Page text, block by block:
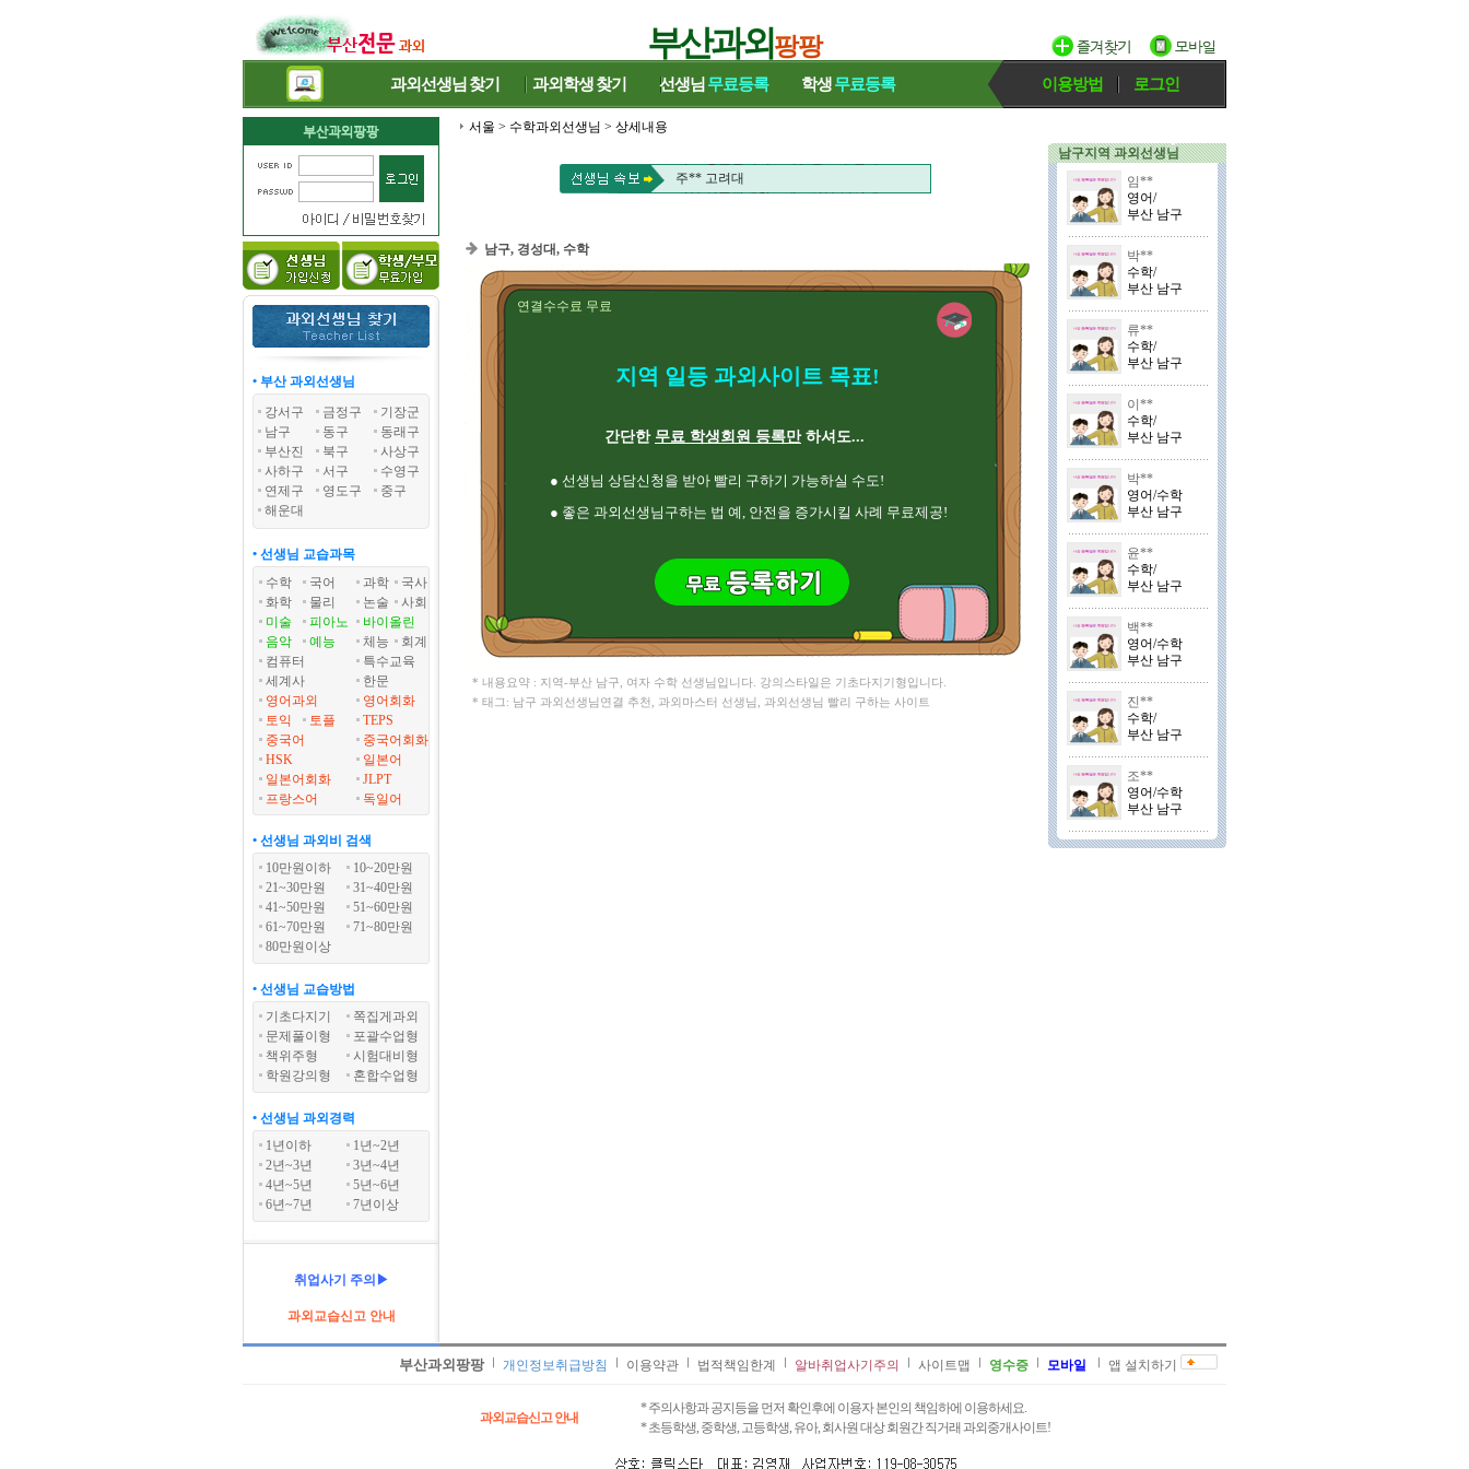
부산과외팡팡
과외선생님 찾기 과외학생찾기 선생님 무료등록 학생무료등록 이용방법 로그인
• 부산 과외선생님
강서구
금정구
기장군
남구
동구
동래구
부산진
북구
사상구
사하구
서구
수영구
연제구
영도구
중구
해운대
• 선생님 교습과목
수학
국어 과학
국사
화학
물리 논술
사회
미술
피아노
바이올린
음악
예능 체능
회계
컴퓨터
특수교육
세계사
한문
영어과외
영어회화
토익
토플
TEPS
중국어
중국어회화
HSK
일본어
일본어회화
JLPT
프랑스어
독일어
• 선생님 과외비 검색
10만원이하
10~20만원
21~30만원
31~40만원
41~50만원
51~60만원
61~70만원
71~80만원
80만원이상
• 선생님 교습방법
기초다지기
쪽집게과외
문제풀이형
포괄수업형
책위주형
시험대비형
학원강의형
혼합수업형
• 선생님 과외경력
1년이하
1년~2년
2년~3년
3년~4년
4년~5년
5년~6년
6년~7년
7년이상
취업사기 주의▶
과외교습신고 안내
서울 > 수학과외선생님 > 상세내용
주** 고려대
이** 성균관대학교대 , 신** 부산대
남구, 경성대, 수학
연결수수료 무료
지역 일등 과외사이트 목표!
간단한 무료 학생회원 등록만하셔도...
● 선생님 상담신청을 받아 빨리 구하기 가능하실 수도!
● 좋은 과외선생님구하는 법 예, 안전을 증가시킬 사례 무료제공!
* 내용요약 : 지역-부산 남구, 여자 수학 선생님입니다. 강의스타일은 기초다지기형입니다.
* 태그: 남구 과외선생님연결 추천, 과외마스터 선생님, 과외선생님 빨리 구하는 사이트
남구지역 과외선생님
임**
영어/
부산 남구
박**
수학/
부산 남구
류**
수학/
부산 남구
이**
수학/
부산 남구
박**
영어/수학
부산 남구
윤**
수학/
부산 남구
백**
영어/수학
부산 남구
진**
수학/
부산 남구
조**
영어/수학
부산 남구
부산과외팡팡 개인정보취급방침 이용약관 법적책임한계 알바취업사기주의 사이트맵 영수증 모바일 앱 설치하기
과외교습신고 안내
* 주의사항과 공지등을 먼저 확인후에 이용자 본인의 책임하에 이용하세요.
* 초등학생, 중학생, 고등학생, 유아, 회사원 대상 회원간 직거래 과외중개사이트!